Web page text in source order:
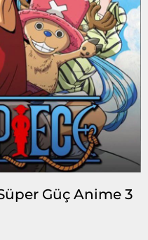
Güç Anime 3